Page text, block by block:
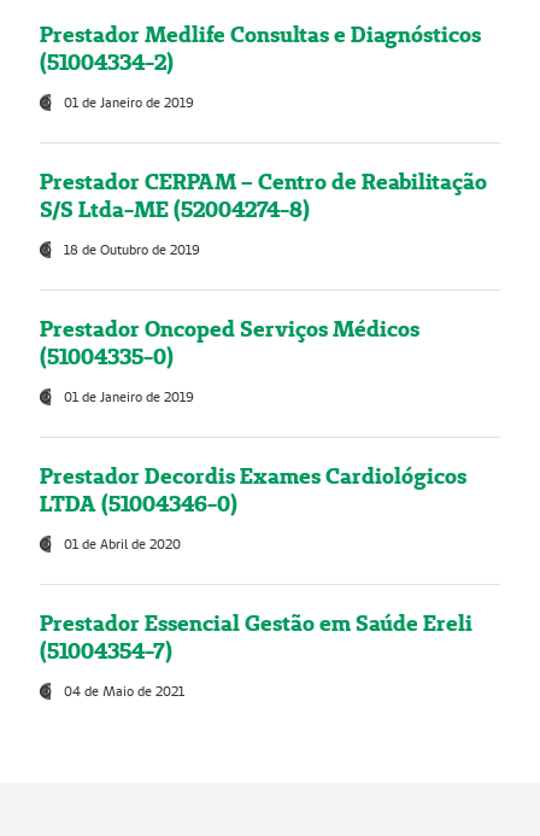
Prestador Medlife Consultas e Diagnósticos
(51004334-2)
01 de Janeiro de 2019
Prestador CERPAM – Centro de Reabilitação
S/S Ltda-ME (52004274-8)
18 de Outubro de 2019
Prestador Oncoped Serviços Médicos
(51004335-0)
01 de Janeiro de 2019
Prestador Decordis Exames Cardiológicos
LTDA (51004346-0)
01 de Abril de 2020
Prestador Essencial Gestão em Saúde Ereli
(51004354-7)
04 de Maio de 2021